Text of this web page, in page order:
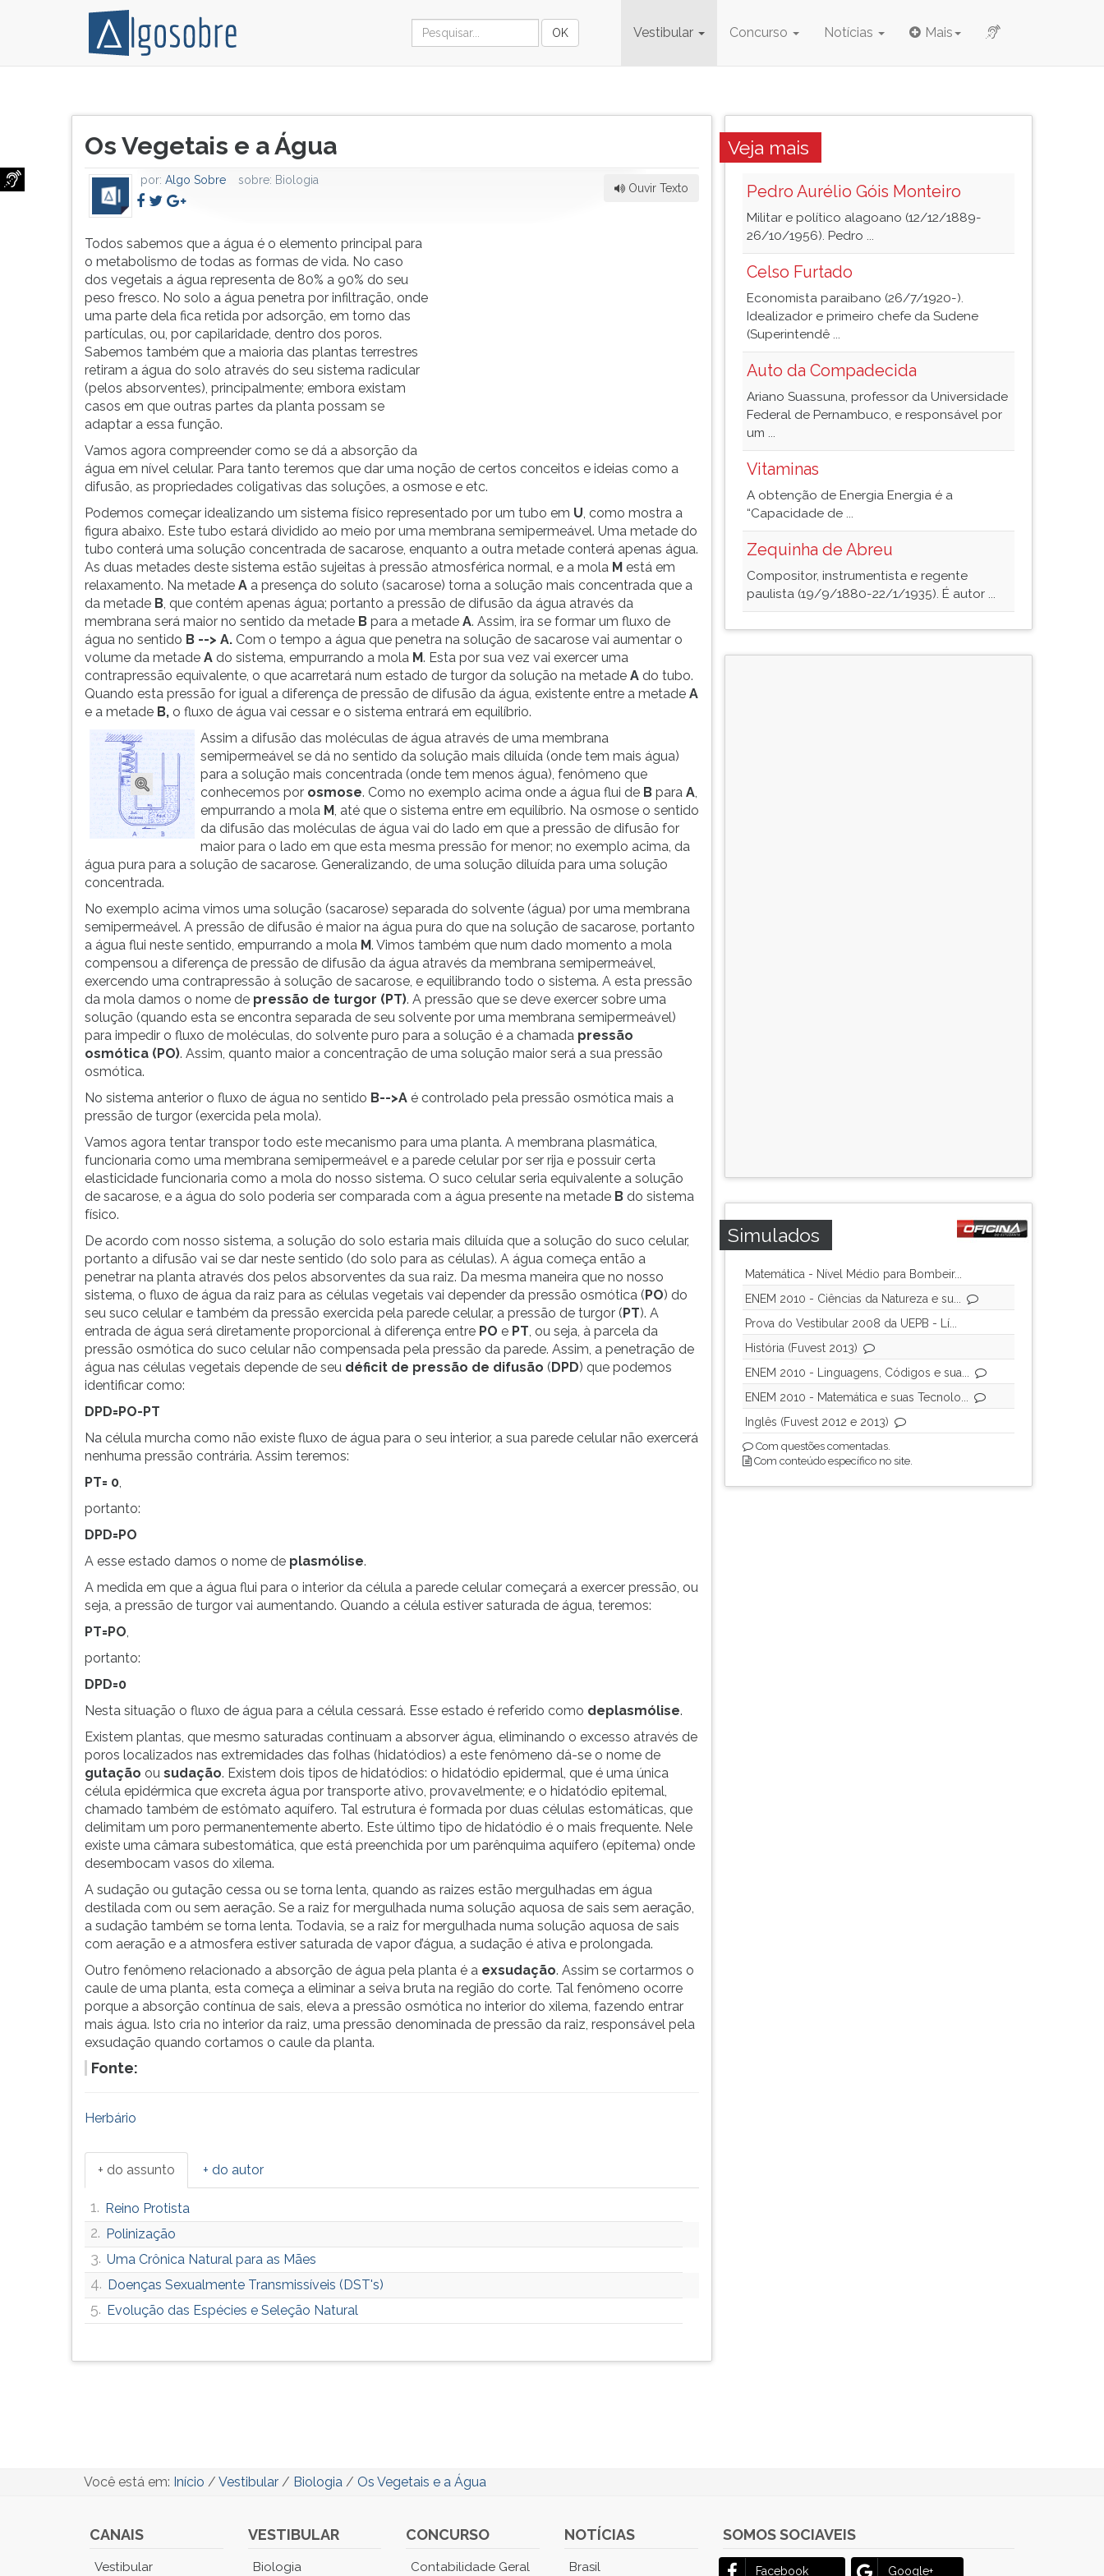
Vestibular Concurso Notícias Mais
água
é
F
para
do
artigo:
Os Vegetais e a Água
Ouvir Texto
por: Algo Sobre sobre: Biologia
Todos sabemos que a água é o elemento principal para
o metabolismo de todas as formas de vida. No caso
dos vegetais a água representa de 80% a 90% do seu
peso fresco. No solo a água penetra por infiltração, onde
uma parte dela fica retida por adsorção, em torno das
partículas, ou, por capilaridade, dentro dos poros.
Sabemos também que a maioria das plantas terrestres
retiram a água do solo através do seu sistema radicular
(pelos absorventes), principalmente; embora existam
casos em que outras partes da planta possam se
adaptar a essa função.
Vamos agora compreender como se dá a absorção da
água em nível celular. Para tanto teremos que dar uma noção de certos conceitos e ideias como a
difusão, as propriedades coligativas das soluções, a osmose e etc.
Podemos começar idealizando um sistema físico representado por um tubo em U, como mostra a
figura abaixo. Este tubo estará dividido ao meio por uma membrana semipermeável. Uma metade do
tubo conterá uma solução concentrada de sacarose, enquanto a outra metade conterá apenas água.
As duas metades deste sistema estão sujeitas à pressão atmosférica normal, e a mola M está em
relaxamento. Na metade A a presença do soluto (sacarose) torna a solução mais concentrada que a
da metade B, que contém apenas água; portanto a pressão de difusão da água através da
membrana será maior no sentido da metade B para a metade A. Assim, ira se formar um fluxo de
água no sentido B --> A. Com o tempo a água que penetra na solução de sacarose vai aumentar o
volume da metade A do sistema, empurrando a mola M. Esta por sua vez vai exercer uma
contrapressão equivalente, o que acarretará num estado de turgor da solução na metade A do tubo.
Quando esta pressão for igual a diferença de pressão de difusão da água, existente entre a metade A
e a metade B, o fluxo de água vai cessar e o sistema entrará em equilíbrio.
Assim a difusão das moléculas de água através de uma membrana
semipermeável se dá no sentido da solução mais diluída (onde tem mais água)
para a solução mais concentrada (onde tem menos água), fenômeno que
conhecemos por osmose. Como no exemplo acima onde a água flui de B para A,
empurrando a mola M, até que o sistema entre em equilíbrio. Na osmose o sentido
da difusão das moléculas de água vai do lado em que a pressão de difusão for
maior para o lado em que esta mesma pressão for menor; no exemplo acima, da
água pura para a solução de sacarose. Generalizando, de uma solução diluída para uma solução
concentrada.
No exemplo acima vimos uma solução (sacarose) separada do solvente (água) por uma membrana
semipermeável. A pressão de difusão é maior na água pura do que na solução de sacarose, portanto
a água flui neste sentido, empurrando a mola M. Vimos também que num dado momento a mola
compensou a diferença de pressão de difusão da água através da membrana semipermeável,
exercendo uma contrapressão à solução de sacarose, e equilibrando todo o sistema. A esta pressão
da mola damos o nome de pressão de turgor (PT). A pressão que se deve exercer sobre uma
solução (quando esta se encontra separada de seu solvente por uma membrana semipermeável)
para impedir o fluxo de moléculas, do solvente puro para a solução é a chamada pressão
osmótica (PO). Assim, quanto maior a concentração de uma solução maior será a sua pressão
osmótica.
No sistema anterior o fluxo de água no sentido B-->A é controlado pela pressão osmótica mais a
pressão de turgor (exercida pela mola).
Vamos agora tentar transpor todo este mecanismo para uma planta. A membrana plasmática,
funcionaria como uma membrana semipermeável e a parede celular por ser rija e possuir certa
elasticidade funcionaria como a mola do nosso sistema. O suco celular seria equivalente a solução
de sacarose, e a água do solo poderia ser comparada com a água presente na metade B do sistema
físico.
De acordo com nosso sistema, a solução do solo estaria mais diluída que a solução do suco celular,
portanto a difusão vai se dar neste sentido (do solo para as células). A água começa então a
penetrar na planta através dos pelos absorventes da sua raiz. Da mesma maneira que no nosso
sistema, o fluxo de água da raiz para as células vegetais vai depender da pressão osmótica (PO) do
seu suco celular e também da pressão exercida pela parede celular, a pressão de turgor (PT). A
entrada de água será diretamente proporcional à diferença entre PO e PT, ou seja, à parcela da
pressão osmótica do suco celular não compensada pela pressão da parede. Assim, a penetração de
água nas células vegetais depende de seu déficit de pressão de difusão (DPD) que podemos
identificar como:
DPD=PO-PT
Na célula murcha como não existe fluxo de água para o seu interior, a sua parede celular não exercerá
nenhuma pressão contrária. Assim teremos:
PT= 0,
portanto:
DPD=PO
A esse estado damos o nome de plasmólise.
A medida em que a água flui para o interior da célula a parede celular começará a exercer pressão, ou
seja, a pressão de turgor vai aumentando. Quando a célula estiver saturada de água, teremos:
PT=PO,
portanto:
DPD=0
Nesta situação o fluxo de água para a célula cessará. Esse estado é referido como deplasmólise.
Existem plantas, que mesmo saturadas continuam a absorver água, eliminando o excesso através de
poros localizados nas extremidades das folhas (hidatódios) a este fenômeno dá-se o nome de
gutação ou sudação. Existem dois tipos de hidatódios: o hidatódio epidermal, que é uma única
célula epidérmica que excreta água por transporte ativo, provavelmente; e o hidatódio epitemal,
chamado também de estômato aquífero. Tal estrutura é formada por duas células estomáticas, que
delimitam um poro permanentemente aberto. Este último tipo de hidatódio é o mais frequente. Nele
existe uma câmara subestomática, que está preenchida por um parênquima aquífero (epítema) onde
desembocam vasos do xilema.
A sudação ou gutação cessa ou se torna lenta, quando as raizes estão mergulhadas em água
destilada com ou sem aeração. Se a raiz for mergulhada numa solução aquosa de sais sem aeração,
a sudação também se torna lenta. Todavia, se a raiz for mergulhada numa solução aquosa de sais
com aeração e a atmosfera estiver saturada de vapor d’água, a sudação é ativa e prolongada.
Outro fenômeno relacionado a absorção de água pela planta é a exsudação. Assim se cortarmos o
caule de uma planta, esta começa a eliminar a seiva bruta na região do corte. Tal fenômeno ocorre
porque a absorção contínua de sais, eleva a pressão osmótica no interior do xilema, fazendo entrar
mais água. Isto cria no interior da raiz, uma pressão denominada de pressão da raiz, responsável pela
exsudação quando cortamos o caule da planta.
Fonte:
Herbário
+ do assunto + do autor
1. Reino Protista
2. Polinização
3. Uma Crônica Natural para as Mães
4. Doenças Sexualmente Transmissíveis (DST's)
5. Evolução das Espécies e Seleção Natural
Veja mais
Pedro Aurélio Góis Monteiro
Militar e político alagoano (12/12/1889-
26/10/1956). Pedro ...
Celso Furtado
Economista paraibano (26/7/1920-).
Idealizador e primeiro chefe da Sudene
(Superintendê ...
Auto da Compadecida
Ariano Suassuna, professor da Universidade
Federal de Pernambuco, e responsável por
um ...
Vitaminas
A obtenção de Energia Energia é a
“Capacidade de ...
Zequinha de Abreu
Compositor, instrumentista e regente
paulista (19/9/1880-22/1/1935). É autor ...
Simulados
Matemática - Nível Médio para Bombeir...
ENEM 2010 - Ciências da Natureza e su...
Prova do Vestibular 2008 da UEPB - Lí...
História (Fuvest 2013)
ENEM 2010 - Linguagens, Códigos e sua...
ENEM 2010 - Matemática e suas Tecnolo...
Inglês (Fuvest 2012 e 2013)
Com questões comentadas.
Com conteúdo específico no site.
Você está em: Início / Vestibular / Biologia / Os Vegetais e a Água
CANAIS
Você
Vestibular
VESTIBULAR
Biologia
CONCURSO
Contabilidade Geral
NOTÍCIAS
Brasil
SOMOS SOCIAVEIS
Facebook Google+